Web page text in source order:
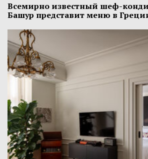
Всемирно известный шеф-
Башур представит меню в